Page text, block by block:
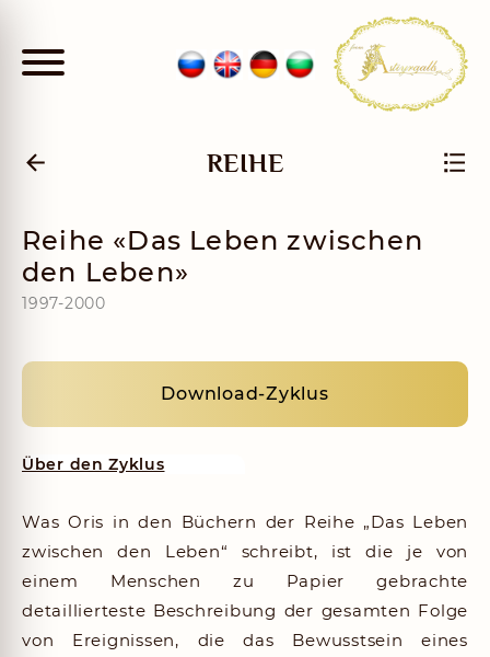
REIHE
Reihe «Das Leben zwischen
den Leben»
1997-2000
Download-Zyklus
Über den Zyklus
Was Oris in den Büchern der Reihe „Das Leben
zwischen den Leben“ schreibt, ist die je von
einem Menschen zu Papier gebrachte
detaillierteste Beschreibung der gesamten Folge
von Ereignissen, die das Bewusstsein eines